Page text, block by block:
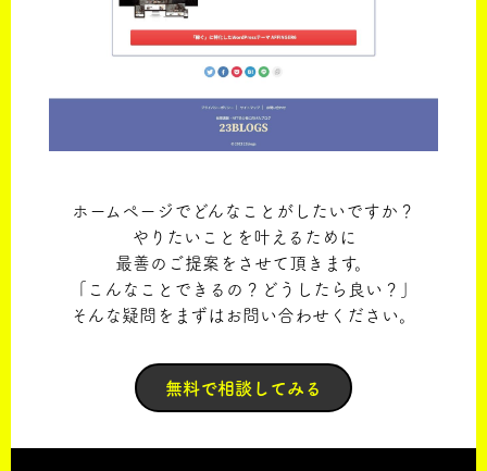
ホームページでどんなことがしたいですか？
やりたいことを叶えるために
最善のご提案をさせて頂きます。
「こんなことできるの？どうしたら良い？」
そんな疑問をまずはお問い合わせください。
無料で相談してみる